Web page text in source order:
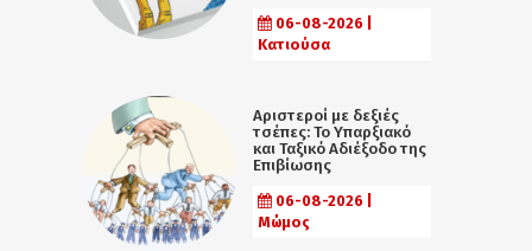
06-08-2026 |
Κατιούσα
Αριστεροί με δεξιές
τσέπες: Το Υπαρξιακό
και Ταξικό Αδιέξοδο της
Επιβίωσης
06-08-2026 |
Μώμος